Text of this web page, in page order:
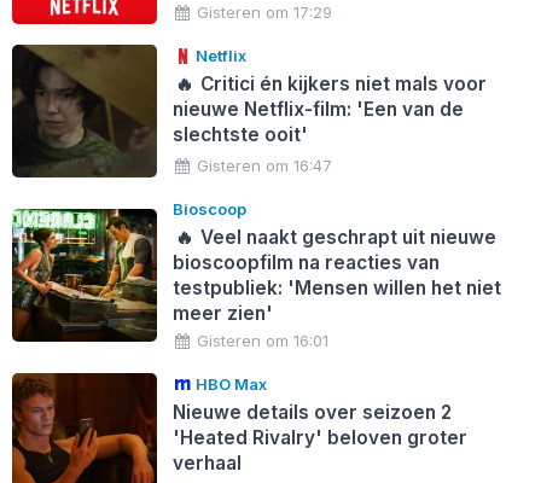
Gisteren om 17:29
Netflix
🔥 Critici én kijkers niet mals voor
nieuwe Netflix-film: 'Een van de
slechtste ooit'
Gisteren om 16:47
Bioscoop
🔥 Veel naakt geschrapt uit nieuwe
bioscoopfilm na reacties van
testpubliek: 'Mensen willen het niet
meer zien'
Gisteren om 16:01
HBO Max
Nieuwe details over seizoen 2
'Heated Rivalry' beloven groter
verhaal